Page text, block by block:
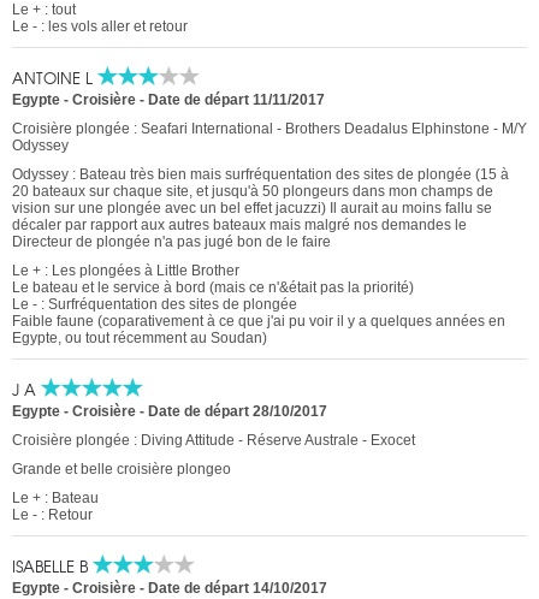
Le + : tout
Le - : les vols aller et retour
ANTOINE L
Egypte - Croisière - Date de départ 11/11/2017
Croisière plongée : Seafari International - Brothers Deadalus Elphinstone - M/Y
Odyssey
Odyssey : Bateau très bien mais surfréquentation des sites de plongée (15 à
20 bateaux sur chaque site, et jusqu'à 50 plongeurs dans mon champs de
vision sur une plongée avec un bel effet jacuzzi) Il aurait au moins fallu se
décaler par rapport aux autres bateaux mais malgré nos demandes le
Directeur de plongée n'a pas jugé bon de le faire
Le + : Les plongées à Little Brother
Le bateau et le service à bord (mais ce n'&était pas la priorité)
Le - : Surfréquentation des sites de plongée
Faible faune (coparativement à ce que j'ai pu voir il y a quelques années en
Egypte, ou tout récemment au Soudan)
J A
Egypte - Croisière - Date de départ 28/10/2017
Croisière plongée : Diving Attitude - Réserve Australe - Exocet
Grande et belle croisière plongeo
Le + : Bateau
Le - : Retour
ISABELLE B
Egypte - Croisière - Date de départ 14/10/2017